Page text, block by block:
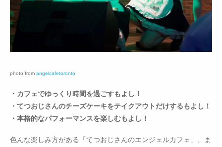
photo from angelcafetoronto
・カフェでゆっくり時間を過ごすもよし！
・てつおじさんのチーズケーキをテイクアウトだけするもよし！
・本格的なパフォーマンスを楽しむもよし！
色んな楽しみ方がある「てつおじさんのエンジェルカフェ」、ま